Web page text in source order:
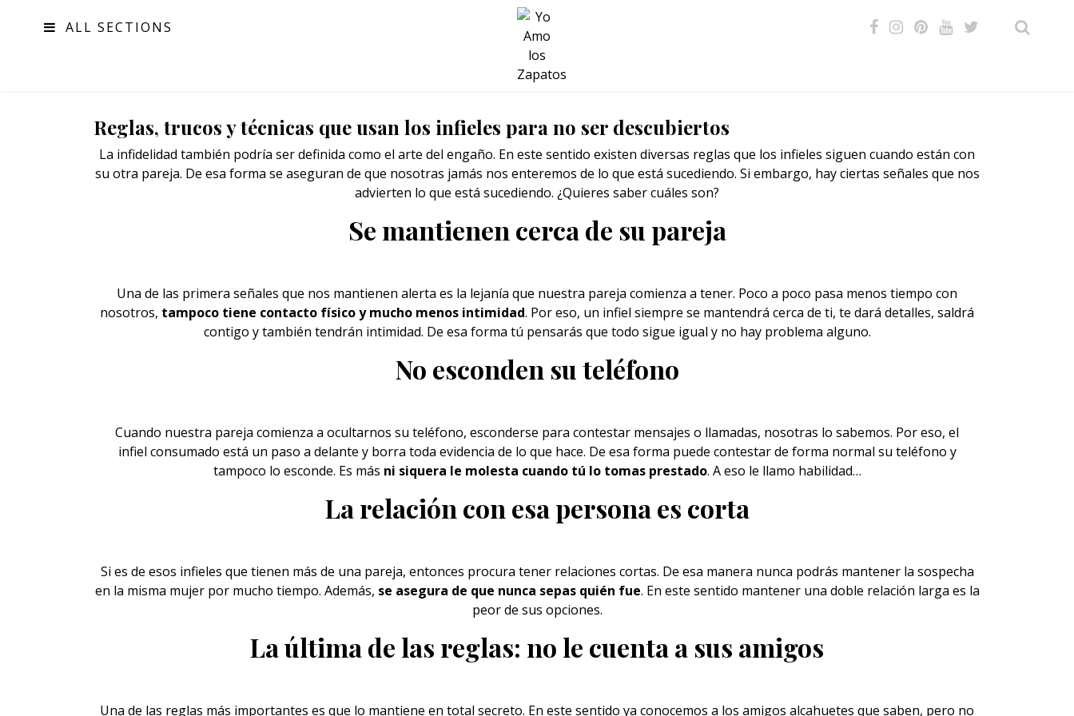
ALL SECTIONS
SALUD
Reglas, trucos y técnicas que usan los infieles para no ser descubiertos
La infidelidad también podría ser definida como el arte del engaño. En este sentido existen diversas reglas que los infieles siguen cuando están con
su otra pareja. De esa forma se aseguran de que nosotras jamás nos enteremos de lo que está sucediendo. Si embargo, hay ciertas señales que nos
advierten lo que está sucediendo. ¿Quieres saber cuáles son?
Se mantienen cerca de su pareja
Una de las primera señales que nos mantienen alerta es la lejanía que nuestra pareja comienza a tener. Poco a poco pasa menos tiempo con
nosotros, tampoco tiene contacto físico y mucho menos intimidad. Por eso, un infiel siempre se mantendrá cerca de ti, te dará detalles, saldrá
contigo y también tendrán intimidad. De esa forma tú pensarás que todo sigue igual y no hay problema alguno.
No esconden su teléfono
Cuando nuestra pareja comienza a ocultarnos su teléfono, esconderse para contestar mensajes o llamadas, nosotras lo sabemos. Por eso, el
infiel consumado está un paso a delante y borra toda evidencia de lo que hace. De esa forma puede contestar de forma normal su teléfono y
tampoco lo esconde. Es más ni siquera le molesta cuando tú lo tomas prestado. A eso le llamo habilidad…
La relación con esa persona es corta
Si es de esos infieles que tienen más de una pareja, entonces procura tener relaciones cortas. De esa manera nunca podrás mantener la sospecha
en la misma mujer por mucho tiempo. Además, se asegura de que nunca sepas quién fue. En este sentido mantener una doble relación larga es la
peor de sus opciones.
La última de las reglas: no le cuenta a sus amigos
Una de las reglas más importantes es que lo mantiene en total secreto. En este sentido ya conocemos a los amigos alcahuetes que saben, pero no